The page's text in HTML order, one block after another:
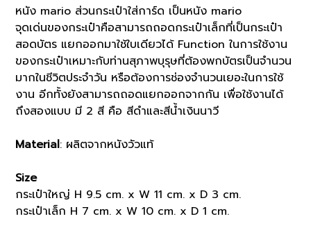
หนัง mario ส่วนกระเป๋าใส่การ์ด เป็นหนัง mario
จุดเด่นของกระเป๋าคือสามารถถอดกระเป๋าเล็กที่เป็นกระเป๋า
สอดบัตร แยกออกมาใช้ใบเดียวได้ Function ในการใช้งาน
ของกระเป๋าเหมาะกับท่านสุภาพบุรุษที่ต้องพกบัตรเป็นจำนวน
มากในชีวิตประจำวัน หรือต้องการช่องจำนวนเยอะในการใช้
งาน อีกทั้งยังสามารถถอดแยกออกจากกัน เพื่อใช้งานได้
ถึงสองแบบ มี 2 สี คือ สีดำและสีน้ำเงินนาวี
Material: ผลิตจากหนังวัวแท้
Size
กระเป๋าใหญ่ H 9.5 cm. x W 11 cm. x D 3 cm.
กระเป๋าเล็ก H 7 cm. x W 10 cm. x D 1 cm.